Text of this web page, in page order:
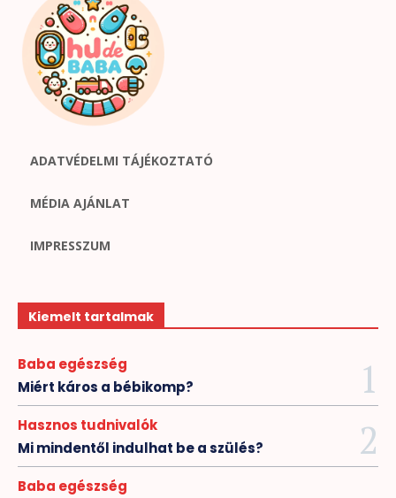
ADATVÉDELMI TÁJÉKOZTATÓ
MÉDIA AJÁNLAT
IMPRESSZUM
Kiemelt tartalmak
Baba egészség
Miért káros a bébikomp?
Hasznos tudnivalók
Mi mindentől indulhat be a szülés?
Baba egészség